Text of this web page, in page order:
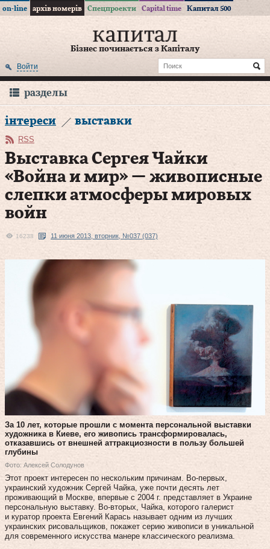
on-line архів номерів Спецпроекти Capital time Капитал 500
Бізнес починається з Капіталу
Войти
разделы
інтереси выставки
RSS
Выставка Сергея Чайки
«Война и мир» — живописные
слепки атмосферы мировых
войн
16238 11 июня 2013, вторник, №037 (037)
За 10 лет, которые прошли с момента персональной выставки
художника в Киеве, его живопись трансформировалась,
отказавшись от внешней аттракциозности в пользу большей
глубины
Фото: Алексей Солодунов
Этот проект интересен по нескольким причинам. Во-первых,
украинский художник Сергей Чайка, уже почти десять лет
проживающий в Москве, впервые с 2004 г. представляет в Украине
персональную выставку. Во-вторых, Чайка, которого галерист
и куратор проекта Евгений Карась называет одним из лучших
украинских рисовальщиков, покажет серию живописи в уникальной
для современного искусства манере классического реализма.